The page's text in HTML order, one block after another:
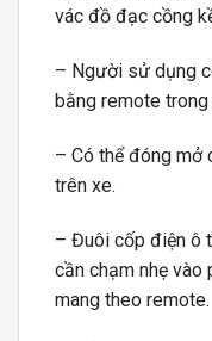
vác đồ đạc cồng
– Người sử dụng
bằng remote trong
– Có thể đóng mở
trên xe.
– Đuôi cốp điện ô
cần chạm nhẹ vào
mang theo remote.